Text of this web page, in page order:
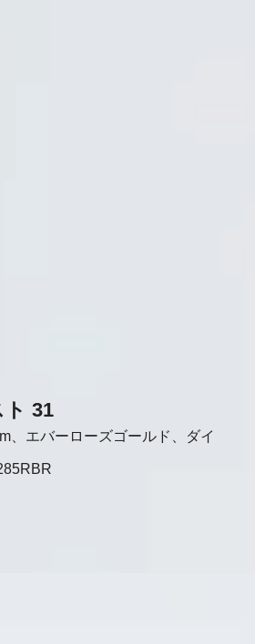
31
、エバーローズゴールド、ダイ